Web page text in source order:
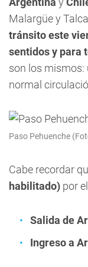
Malargüe y
tránsito este
sentidos y para
son los mismos:
normal
Paso Pehuenche
Cabe recordar
habilitado) por
Salida de
Ingreso a